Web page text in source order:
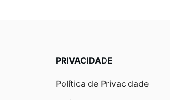
PRIVACIDADE
Política de Privacidade